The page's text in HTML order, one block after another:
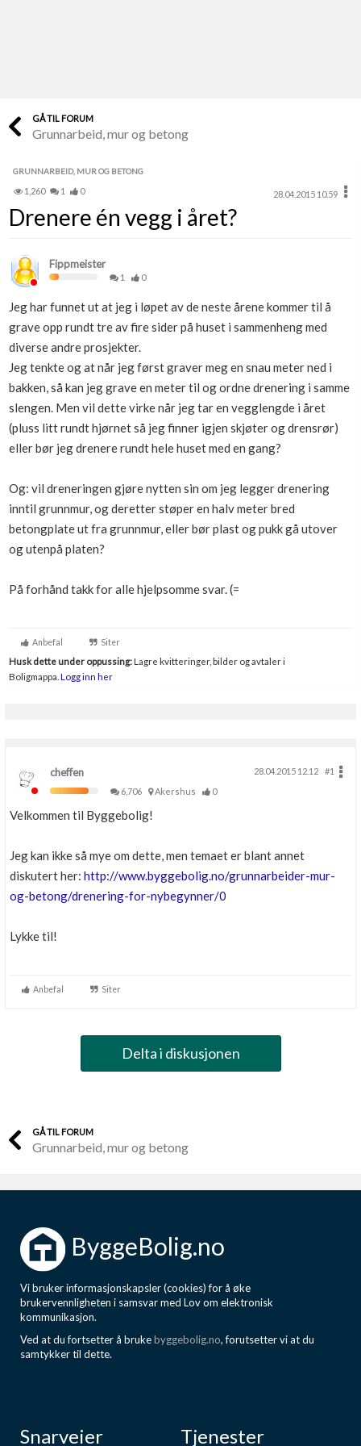
Finn håndverkere
Papirer som mangler
Skaff dokumentasjon som mangler
Kundeservice
Få svar på det du lurer på
Kom i gang med Boligmappa
Se din bolig? Klikk her
Boligmappa+
Få mer ut av Boligmappa
Nytt
GÅ TIL FORUM
Grunnarbeid, mur og betong
GRUNNARBEID, MUR OG BETONG
1,260 1 0 28.04.2015 10.59
Drenere én vegg i året?
Fippmeister
1 0
Jeg har funnet ut at jeg i løpet av de neste årene kommer til å
grave opp rundt tre av fire sider på huset i sammenheng med
diverse andre prosjekter.
Jeg tenkte og at når jeg først graver meg en snau meter ned i
bakken, så kan jeg grave en meter til og ordne drenering i samme
slengen. Men vil dette virke når jeg tar en vegglengde i året
(pluss litt rundt hjørnet så jeg finner igjen skjøter og drensrør)
eller bør jeg drenere rundt hele huset med en gang?
Og: vil dreneringen gjøre nytten sin om jeg legger drenering
inntil grunnmur, og deretter støper en halv meter bred
betongplate ut fra grunnmur, eller bør plast og pukk gå utover
og utenpå platen?
På forhånd takk for alle hjelpsomme svar. (=
Anbefal Siter
Husk dette under oppussing:Lagre kvitteringer, bilder og avtaler i
Boligmappa. Logg inn her
cheffen 28.04.2015 12.12
#1
6,706
Akershus 0
Velkommen til Byggebolig!
Jeg kan ikke så mye om dette, men temaet er blant annet
diskutert her: http://www.byggebolig.no/grunnarbeider-mur-
og-betong/drenering-for-nybegynner/0
Lykke til!
Anbefal Siter
Delta i diskusjonen
GÅ TIL FORUM
Grunnarbeid, mur og betong
ByggeBolig.no
Vi bruker informasjonskapsler (cookies) for å øke
brukervennligheten i samsvar med Lov om elektronisk
kommunikasjon.
Ved at du fortsetter å brukebyggebolig.no, forutsetter vi at du
samtykker til dette.
Snarveier Tjenester